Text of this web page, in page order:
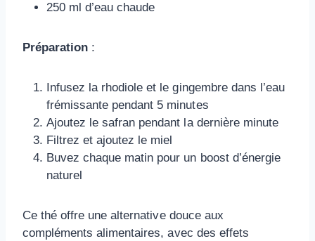
250 ml d’eau chaude
Préparation :
Infusez la rhodiole et le gingembre dans l’eau
frémissante pendant 5 minutes
Ajoutez le safran pendant la dernière minute
Filtrez et ajoutez le miel
Buvez chaque matin pour un boost d’énergie
naturel
Ce thé offre une alternative douce aux
compléments alimentaires, avec des effets